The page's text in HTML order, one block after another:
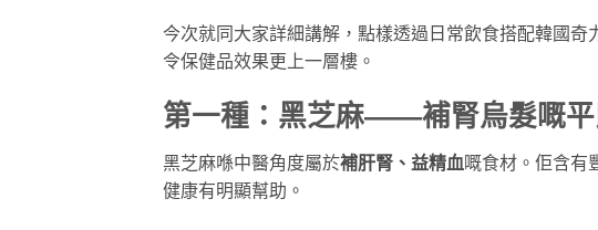
今次就同大家詳細講解，點樣透過日常飲食搭配韓國
令保健品效果更上一層樓。
第一種：黑芝麻——補腎烏髮嘅平
黑芝麻喺中醫角度屬於補肝腎、益精血嘅食材。佢含有
健康有明顯幫助。